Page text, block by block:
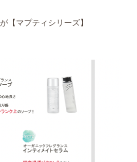
【マプティシリーズ】